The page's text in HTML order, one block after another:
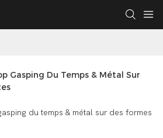
Gasping Du Temps & Métal Sur
du temps & métal sur des formes